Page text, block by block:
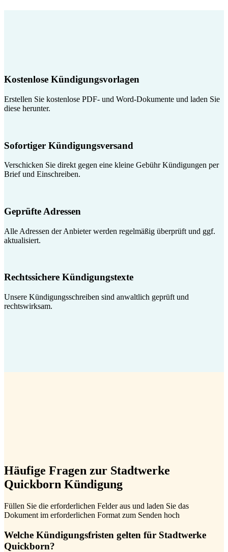
Kostenlose Kündigungsvorlagen
Erstellen Sie kostenlose PDF- und Word-Dokumente und laden Sie
diese herunter.
Sofortiger Kündigungsversand
Verschicken Sie direkt gegen eine kleine Gebühr Kündigungen per
Brief und Einschreiben.
Geprüfte Adressen
Alle Adressen der Anbieter werden regelmäßig überprüft und ggf.
aktualisiert.
Rechtssichere Kündigungstexte
Unsere Kündigungsschreiben sind anwaltlich geprüft und
rechtswirksam.
Häufige Fragen zur Stadtwerke
Quickborn Kündigung
Füllen Sie die erforderlichen Felder aus und laden Sie das
Dokument im erforderlichen Format zum Senden hoch
Welche Kündigungsfristen gelten für Stadtwerke
Quickborn?